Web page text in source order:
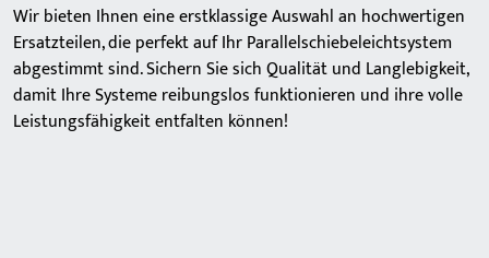
Wir bieten Ihnen eine erstklassige Auswahl an hochwertigen
Ersatzteilen, die perfekt auf Ihr Parallelschiebeleichtsystem
abgestimmt sind. Sichern Sie sich Qualität und Langlebigkeit,
damit Ihre Systeme reibungslos funktionieren und ihre volle
Leistungsfähigkeit entfalten können!